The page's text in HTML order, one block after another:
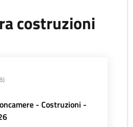
costruzioni
- Costruzioni -